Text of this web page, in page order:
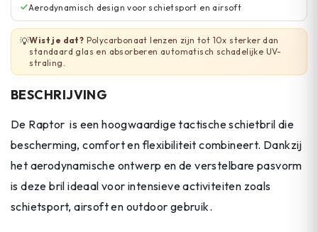
Aerodynamisch design voor schietsport en airsoft
💡Wist je dat? Polycarbonaat lenzen zijn tot 10x sterker dan
standaard glas en absorberen automatisch schadelijke UV-
straling.
BESCHRIJVING
De Raptor is een hoogwaardige tactische schietbril die
bescherming, comfort en flexibiliteit combineert. Dankzij
het aerodynamische ontwerp en de verstelbare pasvorm
is deze bril ideaal voor intensieve activiteiten zoals
schietsport, airsoft en outdoor gebruik.